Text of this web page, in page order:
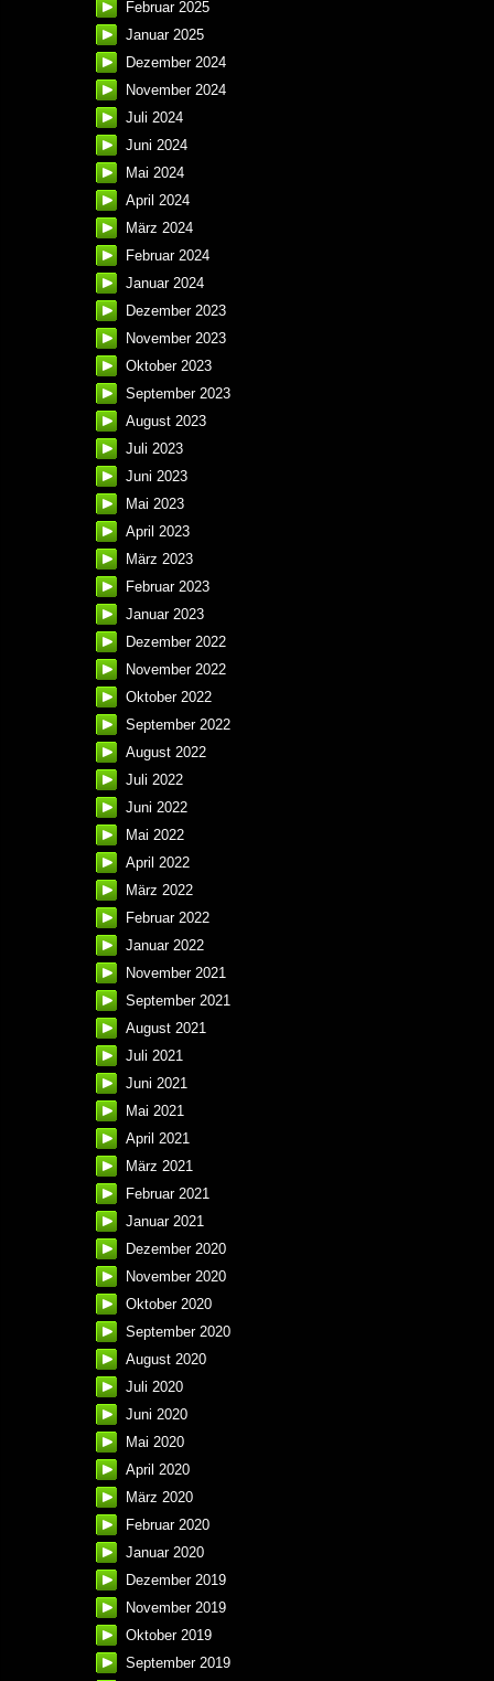
Februar 2025
Januar 2025
Dezember 2024
November 2024
Juli 2024
Juni 2024
Mai 2024
April 2024
März 2024
Februar 2024
Januar 2024
Dezember 2023
November 2023
Oktober 2023
September 2023
August 2023
Juli 2023
Juni 2023
Mai 2023
April 2023
März 2023
Februar 2023
Januar 2023
Dezember 2022
November 2022
Oktober 2022
September 2022
August 2022
Juli 2022
Juni 2022
Mai 2022
April 2022
März 2022
Februar 2022
Januar 2022
November 2021
September 2021
August 2021
Juli 2021
Juni 2021
Mai 2021
April 2021
März 2021
Februar 2021
Januar 2021
Dezember 2020
November 2020
Oktober 2020
September 2020
August 2020
Juli 2020
Juni 2020
Mai 2020
April 2020
März 2020
Februar 2020
Januar 2020
Dezember 2019
November 2019
Oktober 2019
September 2019